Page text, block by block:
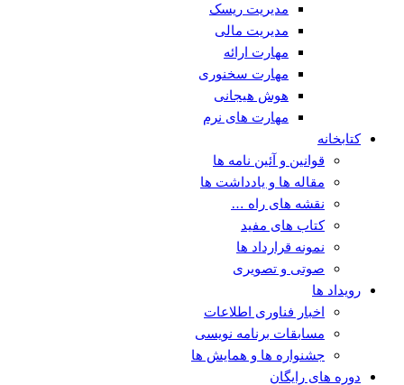
مدیریت ریسک
مدیریت مالی
مهارت ارائه
مهارت سخنوری
هوش هیجانی
مهارت های نرم
کتابخانه
قوانین و آئین نامه ها
مقاله ها و یادداشت ها
نقشه های راه …
کتاب های مفید
نمونه قرارداد ها
صوتی و تصویری
رویداد ها
اخبار فناوری اطلاعات
مسابقات برنامه نویسی
جشنواره ها و همایش ها
دوره های رایگان